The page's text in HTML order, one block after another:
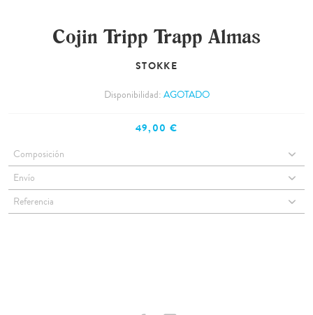
Cojin Tripp Trapp Almas
STOKKE
Disponibilidad: AGOTADO
49,00 €
Composición
Envío
Referencia